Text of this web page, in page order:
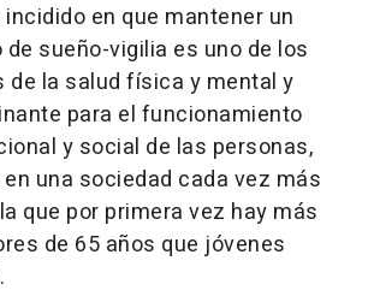
en que mantener un
sueño-vigilia es uno de los
de la salud física y mental y
para el funcionamiento
y social de las personas,
una sociedad cada vez más
que por primera vez hay más
de 65 años que jóvenes